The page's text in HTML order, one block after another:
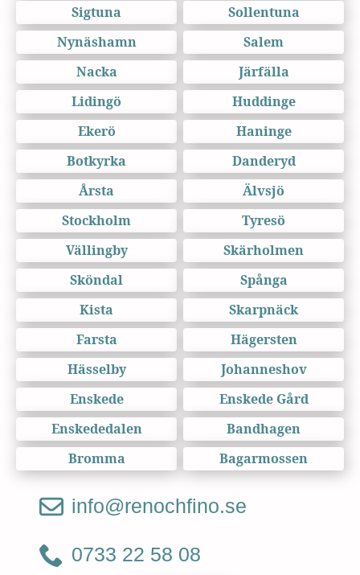
Sigtuna
Sollentuna
Nynäshamn
Salem
Nacka
Järfälla
Lidingö
Huddinge
Ekerö
Haninge
Botkyrka
Danderyd
Årsta
Älvsjö
Stockholm
Tyresö
Vällingby
Skärholmen
Sköndal
Spånga
Kista
Skarpnäck
Farsta
Hägersten
Hässelby
Johanneshov
Enskede
Enskede Gård
Enskededalen
Bandhagen
Bromma
Bagarmossen
info@renochfino.se
0733 22 58 08